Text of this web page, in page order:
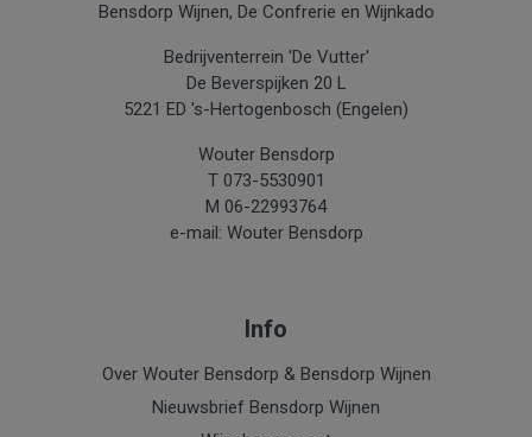
Bensdorp Wijnen, De Confrerie en Wijnkado
Bedrijventerrein 'De Vutter'
De Beverspijken 20 L
5221 ED 's-Hertogenbosch (Engelen)
Wouter Bensdorp
T 073-5530901
M 06-22993764
e-mail: Wouter Bensdorp
Info
Over Wouter Bensdorp & Bensdorp Wijnen
Nieuwsbrief Bensdorp Wijnen